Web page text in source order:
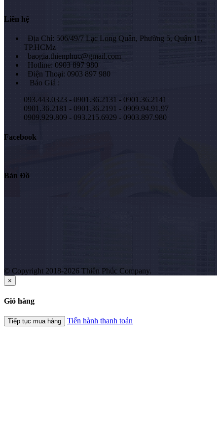
Liên hệ
Địa Chỉ: 506/49/7 Lạc Long Quân, Phường 5, Quận 11,
TP.HCMz
baogia.thienphuc@gmail.com
Hotline: 0903 897 980
Điện Thoại: 0903 897 980
Báo Giá :
093.443.0323 - 0901.36.2131 - 0901.36.2141
0901.36.2181 - 0901.36.2191 - 0909.94.91.97
0909.929.809 - 093.215.6929 - 0903.897.980
Facebook
Bản Đồ
© Copyright 2018-2026 Thiên Phúc Company.
×
Giỏ hàng
Tiếp tục mua hàng Tiến hành thanh toán